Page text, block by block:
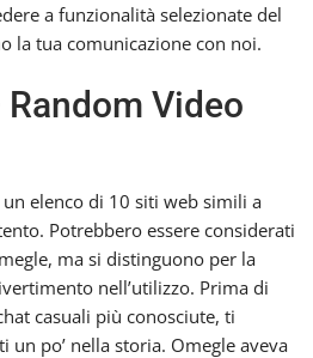
a funzionalità selezionate del
la tua comunicazione con noi.
Video
elenco di 10 siti web simili a
Potrebbero essere considerati
ma si distinguono per la
nell’utilizzo. Prima di
casuali più conosciute, ti
po’ nella storia. Omegle aveva